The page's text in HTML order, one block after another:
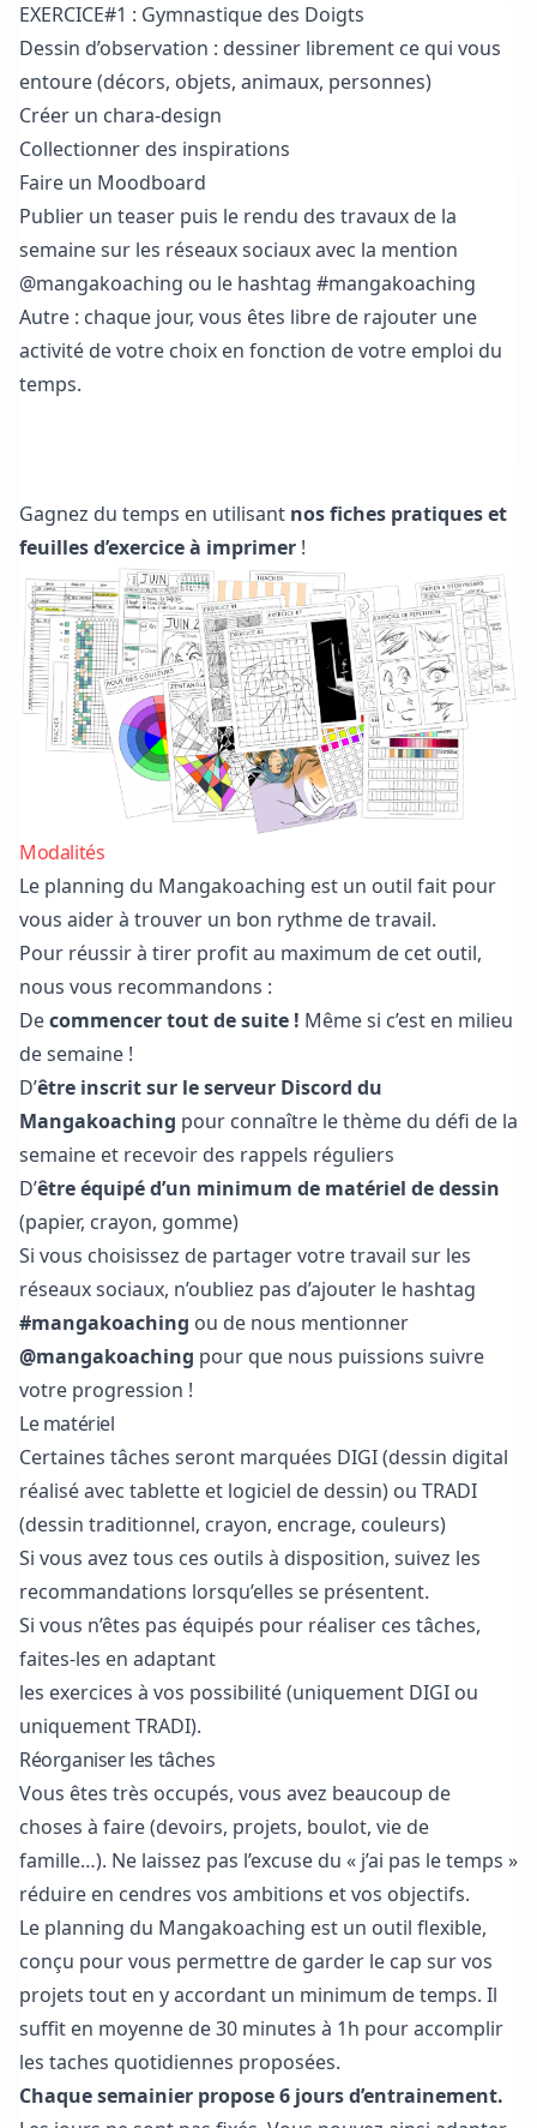
EXERCICE#1 : Gymnastique des Doigts
Dessin d’observation : dessiner librement ce qui vous
entoure (décors, objets, animaux, personnes)
Créer un chara-design
Collectionner des inspirations
Faire un Moodboard
Publier un teaser puis le rendu des travaux de la
semaine sur les réseaux sociaux avec la mention
@mangakoaching ou le hashtag #mangakoaching
Autre : chaque jour, vous êtes libre de rajouter une
activité de votre choix en fonction de votre emploi du
temps.
Gagnez du temps en utilisant nos fiches pratiques et
feuilles d’exercice à imprimer !
Modalités
Le planning du Mangakoaching est un outil fait pour
vous aider à trouver un bon rythme de travail.
Pour réussir à tirer profit au maximum de cet outil,
nous vous recommandons :
Decommencer tout de suite ! Même si c’est en milieu
de semaine !
D’être inscrit sur le serveur Discord du
Mangakoaching pour connaître le thème du défi de la
semaine et recevoir des rappels réguliers
D’être équipé d’un minimum de matériel de dessin
(papier, crayon, gomme)
Si vous choisissez de partager votre travail sur les
réseaux sociaux, n’oubliez pas d’ajouter le hashtag
#mangakoaching ou de nous mentionner
@mangakoaching pour que nous puissions suivre
votre progression !
Le matériel
Certaines tâches seront marquées DIGI (dessin digital
réalisé avec tablette et logiciel de dessin) ou TRADI
(dessin traditionnel, crayon, encrage, couleurs)
Si vous avez tous ces outils à disposition, suivez les
recommandations lorsqu’elles se présentent.
Si vous n’êtes pas équipés pour réaliser ces tâches,
faites-les en adaptant
les exercices à vos possibilité (uniquement DIGI ou
uniquement TRADI).
Réorganiser les tâches
Vous êtes très occupés, vous avez beaucoup de
choses à faire (devoirs, projets, boulot, vie de
famille…). Ne laissez pas l’excuse du « j’ai pas le temps »
réduire en cendres vos ambitions etvos objectifs.
Le planning du Mangakoaching est un outil flexible,
conçu pour vous permettre de garder le cap sur vos
projets tout en y accordant un minimum de temps. Il
suffit en moyenne de 30 minutes à 1h pour accomplir
les taches quotidiennes proposées.
Chaque semainier propose 6 jours d’entrainement.